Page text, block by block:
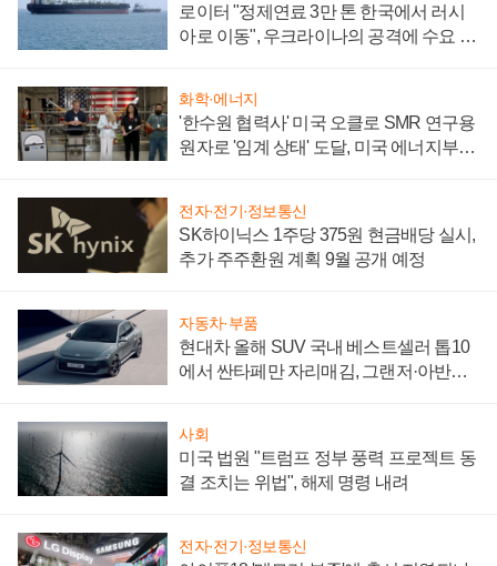
로이터 "정제연료 3만 톤 한국에서 러시
아로 이동", 우크라이나의 공격에 수요 늘
화학·에너지
'한수원 협력사' 미국 오클로 SMR 연구용
원자로 '임계 상태' 도달, 미국 에너지부
전자·전기·정보통신
SK하이닉스 1주당 375원 현금배당 실시,
추가 주주환원 계획 9월 공개 예정
자동차·부품
현대차 올해 SUV 국내 베스트셀러 톱10
에서 싼타페만 자리매김, 그랜저·아반떼
사회
미국 법원 "트럼프 정부 풍력 프로젝트 동
결 조치는 위법", 해제 명령 내려
전자·전기·정보통신